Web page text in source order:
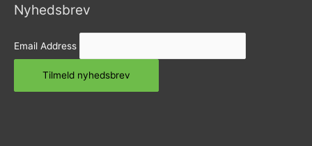
Nyhedsbrev
Email Address
Tilmeld nyhedsbrev